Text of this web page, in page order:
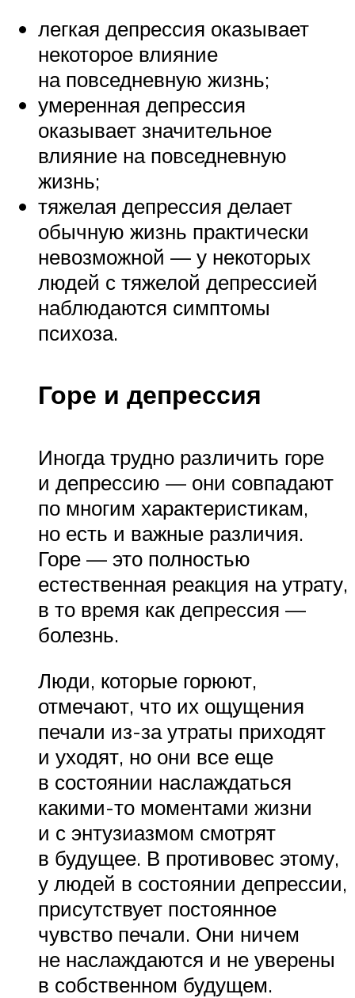
легкая депрессия оказывает
некоторое влияние
на повседневную жизнь;
умеренная депрессия
оказывает значительное
влияние на повседневную
жизнь;
тяжелая депрессия делает
обычную жизнь практически
невозможной — у некоторых
людей с тяжелой депрессией
наблюдаются симптомы
психоза.
Горе и депрессия
Иногда трудно различить горе
и депрессию — они совпадают
по многим характеристикам,
но есть и важные различия.
Горе — это полностью
естественная реакция на утрату,
в то время как депрессия —
болезнь.
Люди, которые горюют,
отмечают, что их ощущения
печали из-за утраты приходят
и уходят, но они все еще
в состоянии наслаждаться
какими-то моментами жизни
и с энтузиазмом смотрят
в будущее. В противовес этому,
у людей в состоянии депрессии,
присутствует постоянное
чувство печали. Они ничем
не наслаждаются и не уверены
в собственном будущем.